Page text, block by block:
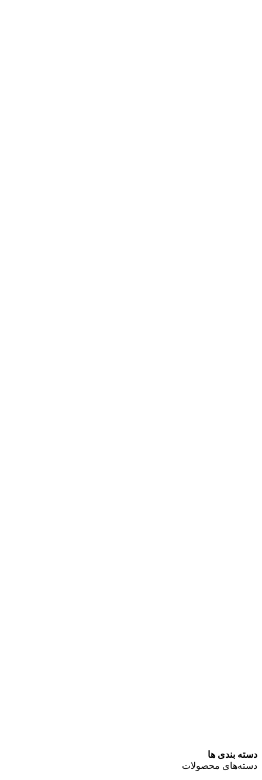
دسته بندی ها
دسته‌های محصولات